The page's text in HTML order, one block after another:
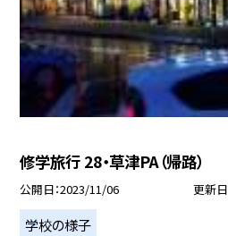
修学旅行 28・草津PA（帰路）
公開日 2023/11/06 更新日
学校の様子